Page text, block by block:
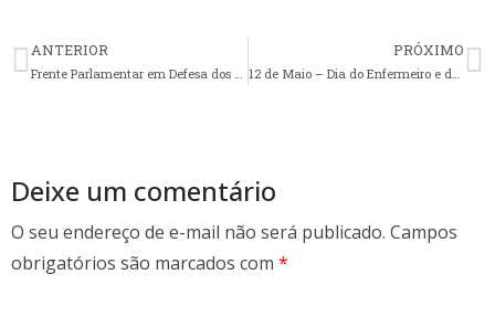
e
b
k
itt
er e
ANTERIOR
Frente Parlamentar em Defesa dos Trabalhadores de …
PRÓXIMO
12 de Maio – Dia do Enfermeiro e da Enfermeira
Deixe um comentário
O seu endereço de e-mail não será publicado. Campos
obrigatórios são marcados com *